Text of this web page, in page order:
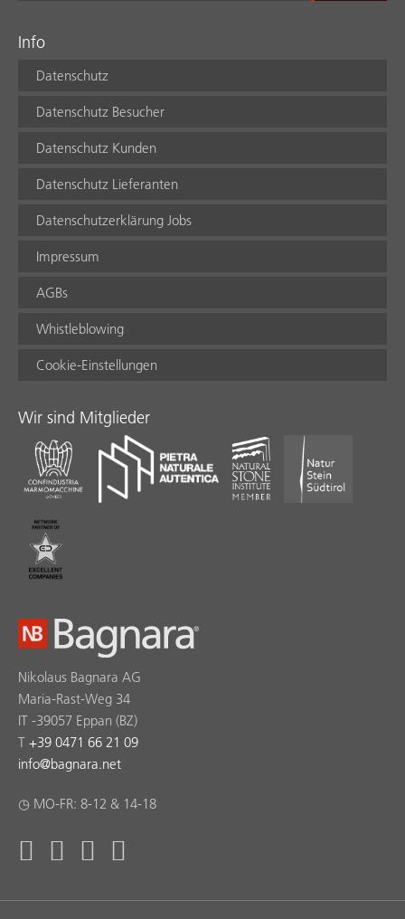
Info
Datenschutz
Datenschutz Besucher
Datenschutz Kunden
Datenschutz Lieferanten
Datenschutzerklärung Jobs
Impressum
AGBs
Whistleblowing
Cookie-Einstellungen
Wir sind Mitglieder
Nikolaus Bagnara AG
Maria-Rast-Weg 34
IT -39057 Eppan (BZ)
T +39 0471 66 21 09
info@bagnara.net
◷ MO-FR: 8-12 & 14-18